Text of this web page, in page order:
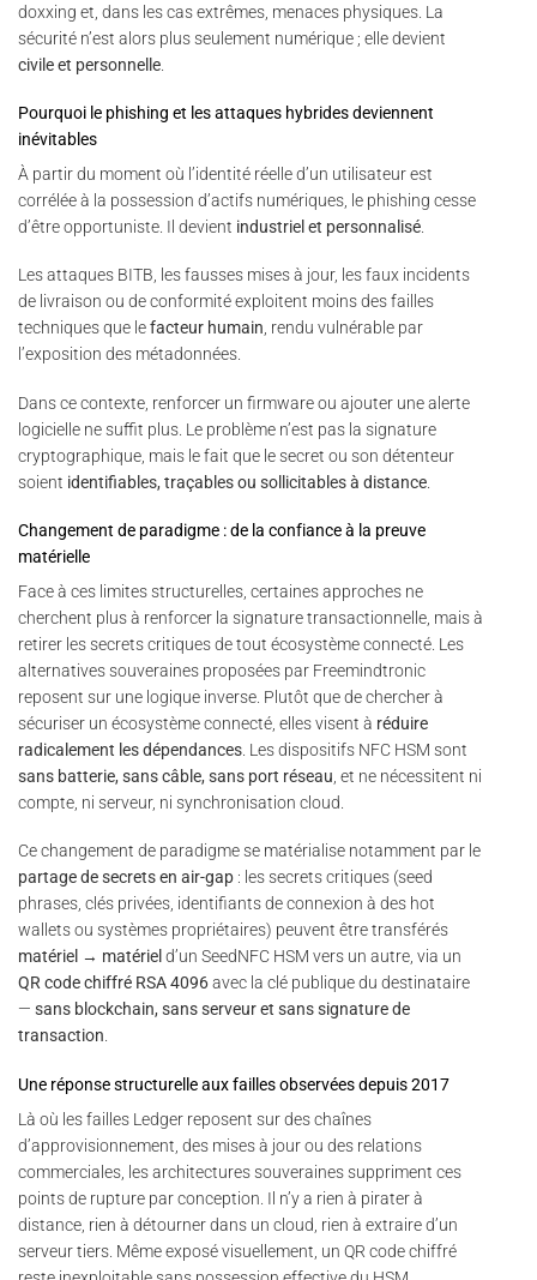
doxxing et, dans les cas extrêmes, menaces physiques. La
sécurité n’est alors plus seulement numérique ; elle devient
civile et personnelle
Pourquoi le phishing et les attaques hybrides deviennent
inévitables
À partir du moment où l’identité réelle d’un utilisateur est
corrélée à la possession d’actifs numériques, le phishing cesse
d’être opportuniste. Il devient industriel et personnalisé
Les attaques BITB, les fausses mises à jour, les faux incidents
de livraison ou de conformité exploitent moins des failles
techniques que lefacteur humain, rendu vulnérable par
l’exposition des métadonnées.
Dans ce contexte, renforcer un firmware ou ajouter une alerte
logicielle ne suffit plus. Le problème n’est pas la signature
cryptographique, mais le fait que le secret ou son détenteur
soient identifiables, traçables ou sollicitables à distance
Changement de paradigme : de la confiance à la preuve
matérielle
Face à ces limites structurelles, certaines approches ne
cherchent plus à renforcer la signature transactionnelle, mais à
retirer les secrets critiques de tout écosystème connecté. Les
alternatives souveraines proposées par Freemindtronic
reposent sur une logique inverse. Plutôt que de chercher à
sécuriser un écosystème connecté, elles visent à réduire
radicalement les dépendances . Les dispositifs NFC HSM sont
sans batterie, sans câble, sans port réseau , et ne nécessitent ni
compte, ni serveur, ni synchronisation cloud.
Ce changement de paradigme se matérialise notamment par le
partage de secrets en air-gap : les secrets critiques (seed
phrases, clés privées, identifiants de connexion à des hot
wallets ou systèmes propriétaires) peuvent être transférés
matériel → matériel d’un SeedNFC HSM vers un autre, via un
QR code chiffré RSA 4096avec la clé publique du destinataire
— sans blockchain, sans serveur et sans signature de
transaction.
Une réponse structurelle aux failles observées depuis 2017
Là où les failles Ledger reposent sur des chaînes
d’approvisionnement, des mises à jour ou des relations
commerciales, les architectures souveraines suppriment ces
points de rupture par conception. Il n’y a rien à pirater à
distance, rien à détourner dans un cloud, rien à extraire d’un
serveur tiers. Même exposé visuellement, un QR code chiffré